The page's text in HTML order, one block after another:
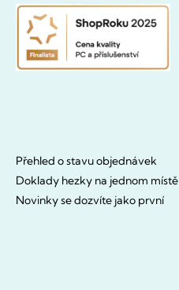
Přehled o stavu objednávek
Doklady hezky na jednom místě
Novinky se dozvíte jako první